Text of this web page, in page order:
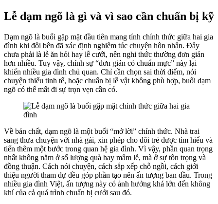
Lễ dạm ngõ là gì và vì sao cần chuẩn bị kỹ
Dạm ngõ là buổi gặp mặt đầu tiên mang tính chính thức giữa hai gia
đình khi đôi bên đã xác định nghiêm túc chuyện hôn nhân. Đây
chưa phải là lễ ăn hỏi hay lễ cưới, nên nghi thức thường đơn giản
hơn nhiều. Tuy vậy, chính sự “đơn giản có chuẩn mực” này lại
khiến nhiều gia đình chủ quan. Chỉ cần chọn sai thời điểm, nói
chuyện thiếu tinh tế, hoặc chuẩn bị lễ vật không phù hợp, buổi dạm
ngõ có thể mất đi sự trọn vẹn cần có.
Về bản chất, dạm ngõ là một buổi “mở lời” chính thức. Nhà trai
sang thưa chuyện với nhà gái, xin phép cho đôi trẻ được tìm hiểu và
tiến thêm một bước trong quan hệ gia đình. Vì vậy, phần quan trọng
nhất không nằm ở số lượng quà hay mâm lễ, mà ở sự tôn trọng và
đồng thuận. Cách nói chuyện, cách sắp xếp chỗ ngồi, cách giới
thiệu người tham dự đều góp phần tạo nên ấn tượng ban đầu. Trong
nhiều gia đình Việt, ấn tượng này có ảnh hưởng khá lớn đến không
khí của cả quá trình chuẩn bị cưới sau đó.